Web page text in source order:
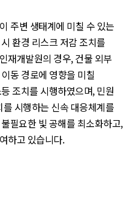
주변 생태계에 미칠 수 있는
환경 리스크 저감 조치를
재개발원의 경우, 건물 외부
동 경로에 영향을 미칠
조치를 시행하였으며, 민원
시행하는 신속 대응체계를
필요한 빛 공해를 최소화하고,
하고 있습니다.